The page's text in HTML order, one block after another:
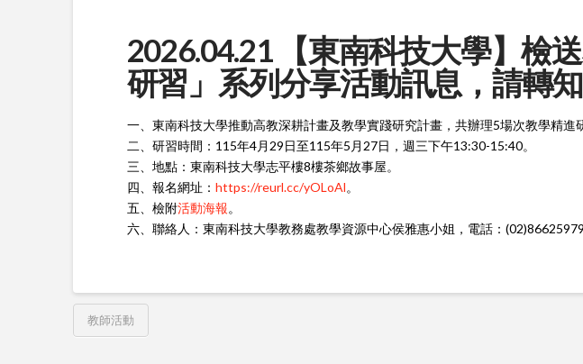
2026.04.21 【東南科技大學】檢
研習」系列分享活動訊息，請轉
一、東南科技大學推動高教深耕計畫及教學實踐研究計畫，共辦理5場次教學精進
二 、研習時間：115年4月29日至115年5月27日，週三下午13:30-15:40。
三、地點：東南科技大學志平樓8樓茶鄉故事屋。
四、報名網址： https://reurl.cc/yOLoAl。
五、檢附活動海報。
六、聯絡人：東南科技大學教務處教學資源中心侯雅惠小姐，電話：
教師活動